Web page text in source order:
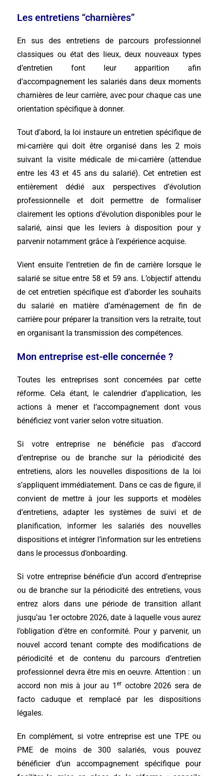
Les entretiens “charnières”
En sus des entretiens de parcours professionnel
classiques ou état des lieux, deux nouveaux types
d’entretien font leur apparition afin
d’accompagnement les salariés dans deux moments
charnières de leur carrière, avec pour chaque cas une
orientation spécifique à donner.
Tout d’abord, la loi instaure un entretien spécifique de
mi-carrière qui doit être organisé dans les 2 mois
suivant la visite médicale de mi-carrière (attendue
entre les 43 et 45 ans du salarié). Cet entretien est
entièrement dédié aux perspectives d’évolution
professionnelle et doit permettre de formaliser
clairement les options d’évolution disponibles pour le
salarié, ainsi que les leviers à disposition pour y
parvenir notamment grâce à l’expérience acquise.
Vient ensuite l’entretien de fin de carrière lorsque le
salarié se situe entre 58 et 59 ans. L’objectif attendu
de cet entretien spécifique est d’aborder les souhaits
du salarié en matière d’aménagement de fin de
carrière pour préparer la transition vers la retraite, tout
en organisant la transmission des compétences.
Mon entreprise est-elle concernée ?
Toutes les entreprises sont concernées par cette
réforme. Cela étant, le calendrier d’application, les
actions à mener et l’accompagnement dont vous
bénéficiez vont varier selon votre situation.
Si votre entreprise ne bénéficie pas d’accord
d’entreprise ou de branche sur la périodicité des
entretiens, alors les nouvelles dispositions de la loi
s’appliquent immédiatement. Dans ce cas de figure, il
convient de mettre à jour les supports et modèles
d’entretiens, adapter les systèmes de suivi et de
planification, informer les salariés des nouvelles
dispositions et intégrer l’information sur les entretiens
dans le processus d’onboarding.
Si votre entreprise bénéficie d’un accord d’entreprise
ou de branche sur la périodicité des entretiens, vous
entrez alors dans une période de transition allant
jusqu’au 1er octobre 2026, date à laquelle vous aurez
l’obligation d’être en conformité. Pour y parvenir, un
nouvel accord tenant compte des modifications de
périodicité et de contenu du parcours d’entretien
professionnel devra être mis en oeuvre. Attention : un
accord non mis à jour au 1 eroctobre 2026 sera de
facto caduque et remplacé par les dispositions
légales.
En complément, si votre entreprise est une TPE ou
PME de moins de 300 salariés, vous pouvez
bénéficier d’un accompagnement spécifique pour